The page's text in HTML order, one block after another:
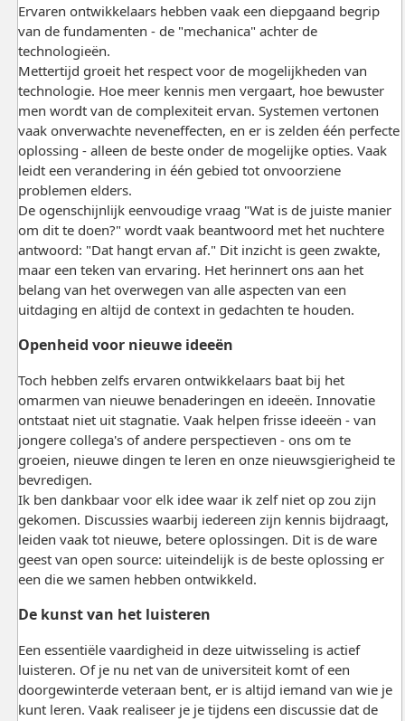
Ervaren ontwikkelaars hebben vaak een diepgaand begrip
van de fundamenten - de "mechanica" achter de
technologieën.
Mettertijd groeit het respect voor de mogelijkheden van
technologie. Hoe meer kennis men vergaart, hoe bewuster
men wordt van de complexiteit ervan. Systemen vertonen
vaak onverwachte neveneffecten, en er is zelden één perfecte
oplossing - alleen de beste onder de mogelijke opties. Vaak
leidt een verandering in één gebied tot onvoorziene
problemen elders.
De ogenschijnlijk eenvoudige vraag "Wat is de juiste manier
om dit te doen?" wordt vaak beantwoord met het nuchtere
antwoord: "Dat hangt ervan af." Dit inzicht is geen zwakte,
maar een teken van ervaring. Het herinnert ons aan het
belang van het overwegen van alle aspecten van een
uitdaging en altijd de context in gedachten te houden.
Openheid voor nieuwe ideeën
Toch hebben zelfs ervaren ontwikkelaars baat bij het
omarmen van nieuwe benaderingen en ideeën. Innovatie
ontstaat niet uit stagnatie. Vaak helpen frisse ideeën - van
jongere collega's of andere perspectieven - ons om te
groeien, nieuwe dingen te leren en onze nieuwsgierigheid te
bevredigen.
Ik ben dankbaar voor elk idee waar ik zelf niet op zou zijn
gekomen. Discussies waarbij iedereen zijn kennis bijdraagt,
leiden vaak tot nieuwe, betere oplossingen. Dit is de ware
geest van open source: uiteindelijk is de beste oplossing er
een die we samen hebben ontwikkeld.
De kunst van het luisteren
Een essentiële vaardigheid in deze uitwisseling is actief
luisteren. Of je nu net van de universiteit komt of een
doorgewinterde veteraan bent, er is altijd iemand van wie je
kunt leren. Vaak realiseer je je tijdens een discussie dat de